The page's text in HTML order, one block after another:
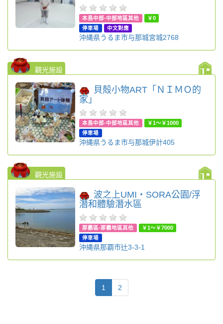
本島中部-中部地區其他
￥0
停車場
中文對應
沖縄県うるま市与那城宮城2768
觀光施設
貝殻小物ART「ＮＩＭＯ的
家」
本島中部-中部地區其他
￥1～￥1000
停車場
沖縄県うるま市与那城伊計405
觀光施設
波之上UMI・SORA公園/浮
潛和體驗潛水區
那霸區-那霸地區其他
￥1～￥7000
停車場
沖縄県那覇市辻3-3-1
1 2